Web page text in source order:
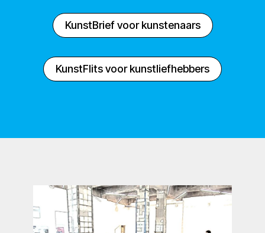
KunstBrief voor kunstenaars
KunstFlits voor kunstliefhebbers